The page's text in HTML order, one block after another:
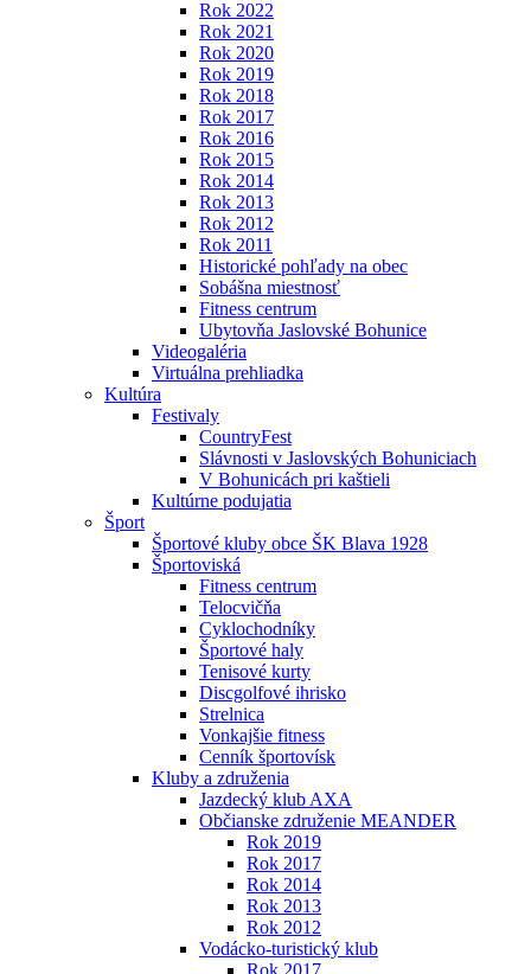
Rok 2022
Rok 2021
Rok 2020
Rok 2019
Rok 2018
Rok 2017
Rok 2016
Rok 2015
Rok 2014
Rok 2013
Rok 2012
Rok 2011
Historické pohľady na obec
Sobášna miestnosť
Fitness centrum
Ubytovňa Jaslovské Bohunice
Videogaléria
Virtuálna prehliadka
Kultúra
Festivaly
CountryFest
Slávnosti v Jaslovských Bohuniciach
V Bohunicách pri kaštieli
Kultúrne podujatia
Šport
Športové kluby obce ŠK Blava 1928
Športoviská
Fitness centrum
Telocvičňa
Cyklochodníky
Športové haly
Tenisové kurty
Discgolfové ihrisko
Strelnica
Vonkajšie fitness
Cenník športovísk
Kluby a združenia
Jazdecký klub AXA
Občianske združenie MEANDER
Rok 2019
Rok 2017
Rok 2014
Rok 2013
Rok 2012
Vodácko-turistický klub
Rok 2017